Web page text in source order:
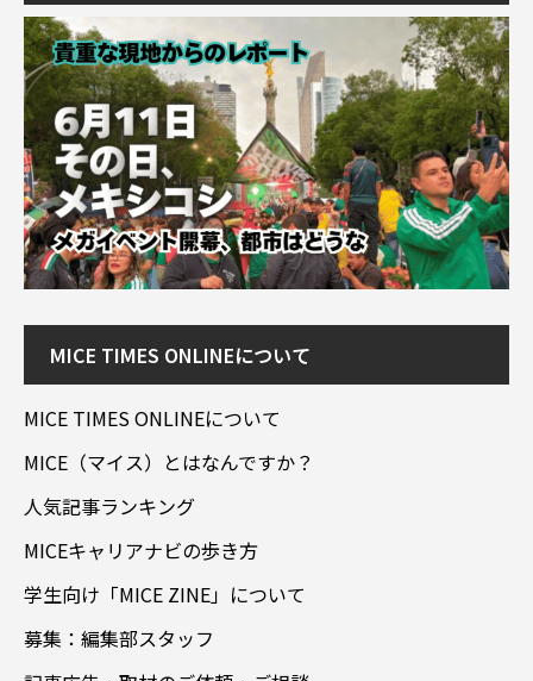
MICE TIMES ONLINEについて
MICE TIMES ONLINEについて
MICE（マイス）とはなんですか？
人気記事ランキング
MICEキャリアナビの歩き方
学生向け「MICE ZINE」について
募集：編集部スタッフ